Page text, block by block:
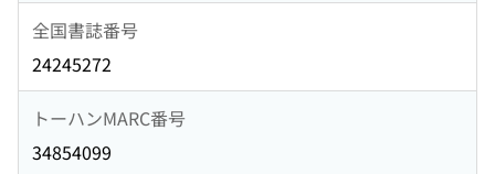
全国書誌番号
24245272
トーハンMARC番号
34854099